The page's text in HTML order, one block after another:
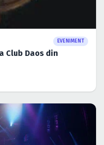
EVENIMENT
Club Daos din